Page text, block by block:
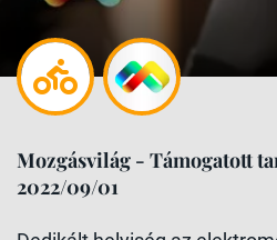
Mozgásvilág - Támogatott
2022/09/01